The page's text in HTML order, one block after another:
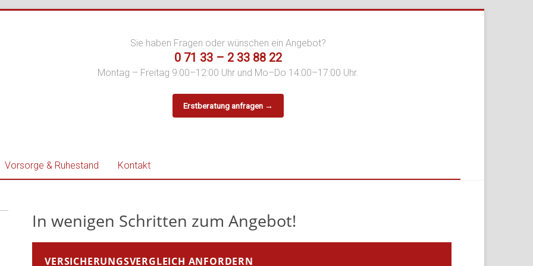
Sie haben Fragen oder wünschen ein Angebot?
0 71 33 – 2 33 88 22
Montag – Freitag 9:00–12:00 Uhr und Mo–Do 14:00–17:00 Uhr.
Erstberatung anfragen →
Vorsorge & Ruhestand Kontakt
In wenigen Schritten zum Angebot!
VERSICHERUNGSVERGLEICH ANFORDERN